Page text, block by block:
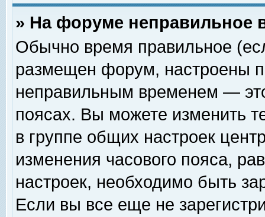
» На форуме неправильное
Обычно время правильное
размещен форум, настроены
неправильным временем —
поясах. Вы можете изменить
в группе общих настроек
изменения часового пояса,
настроек, необходимо быть
Если вы все еще не